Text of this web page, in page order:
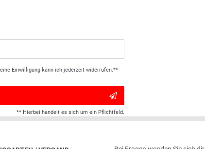
Einwilligung kann ich jederzeit widerrufen.**
** Hierbei handelt es sich um ein Pflichtfeld.